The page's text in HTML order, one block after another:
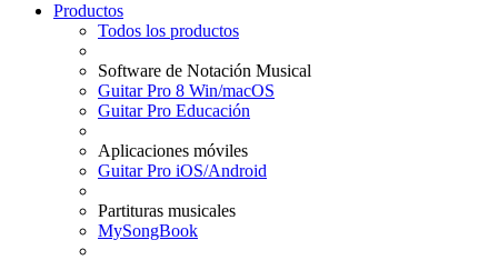
Productos
Todos los productos
Software de Notación Musical
Guitar Pro 8 Win/macOS
Guitar Pro Educación
Aplicaciones móviles
Guitar Pro iOS/Android
Partituras musicales
MySongBook